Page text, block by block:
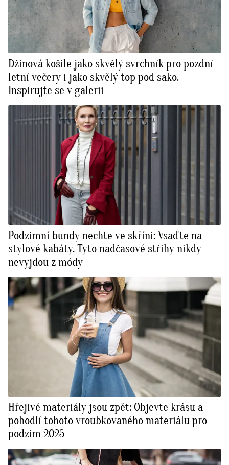
Džínová košile jako skvělý svrchník pro pozdní
letní večery i jako skvělý top pod sako.
Inspirujte se v galerii
Podzimní bundy nechte ve skříni: Vsaďte na
stylové kabáty. Tyto nadčasové střihy nikdy
nevyjdou z módy
Hřejivé materiály jsou zpět: Objevte krásu a
pohodlí tohoto vroubkovaného materiálu pro
podzim 2025